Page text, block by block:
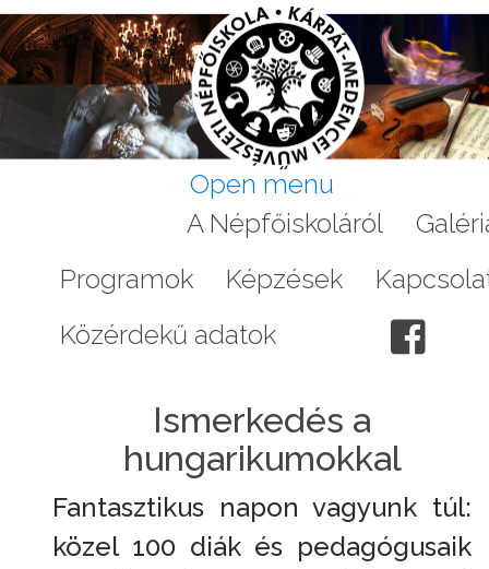
Open menu
A Népfőiskoláról
Programok
Képzések
Közérdekű adatok
Ismerkedés a
hungarikumokkal
Fantasztikus napon vagyunk túl:
közel 100 diák és pedagógusaik